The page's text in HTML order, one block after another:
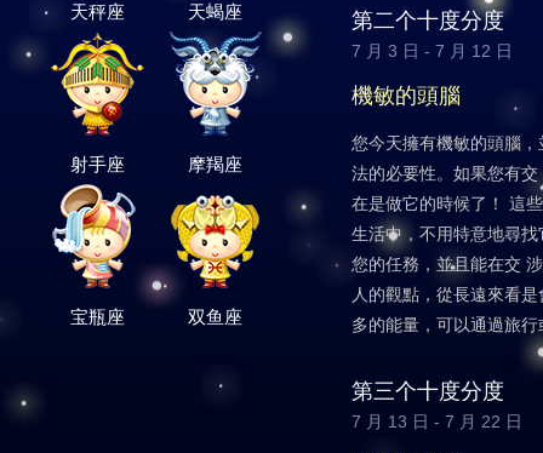
天秤座 天蝎座
射手座 摩羯座
宝瓶座 双鱼座
第二个十度分度
7 月 3 日 - 7 月 12 日
機敏的頭腦
您今天擁有機敏的頭腦
法的必要性。如果您有
在是做它的時候了！ 這
生活中，不用特意地尋
您的任務，並且能在交
人的觀點，從長遠來看
多的能量，可以通過旅
第三个十度分度
7 月 13 日 - 7 月 22 日